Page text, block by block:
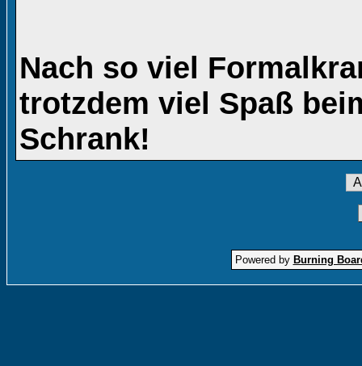
Nach so viel
trotzdem viel Spaß
Schrank!
Powered by Burning